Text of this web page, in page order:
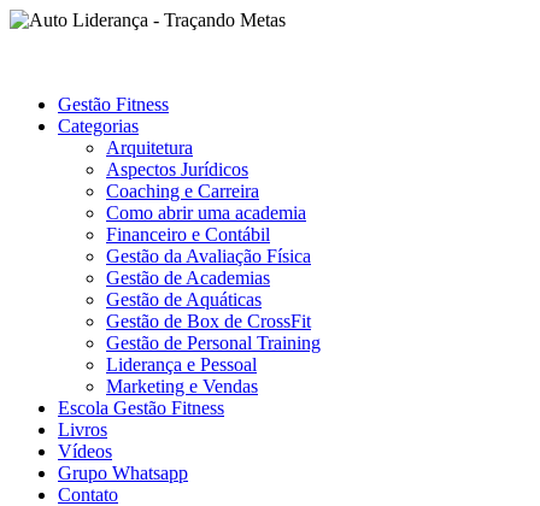
Gestão Fitness
Categorias
Arquitetura
Aspectos Jurídicos
Coaching e Carreira
Como abrir uma academia
Financeiro e Contábil
Gestão da Avaliação Física
Gestão de Academias
Gestão de Aquáticas
Gestão de Box de CrossFit
Gestão de Personal Training
Liderança e Pessoal
Marketing e Vendas
Escola Gestão Fitness
Livros
Vídeos
Grupo Whatsapp
Contato